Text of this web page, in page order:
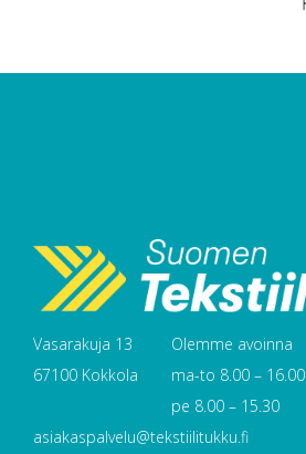
Vasarakuja 13
67100 Kokkola
Olemme avoinna
ma-to 8.00 – 16.00
pe 8.00 – 15.30
asiakaspalvelu@tekstiilitukku.fi